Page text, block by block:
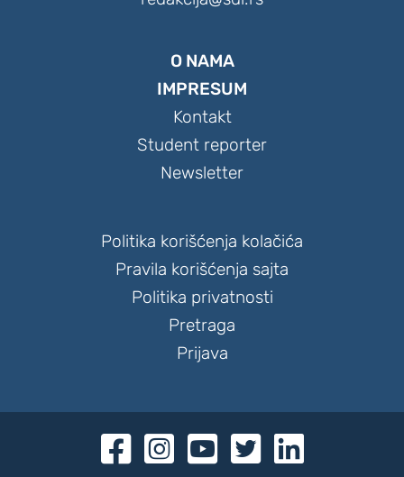
O NAMA
IMPRESUM
Kontakt
Student reporter
Newsletter
Politika korišćenja kolačića
Pravila korišćenja sajta
Politika privatnosti
Pretraga
Prijava
    